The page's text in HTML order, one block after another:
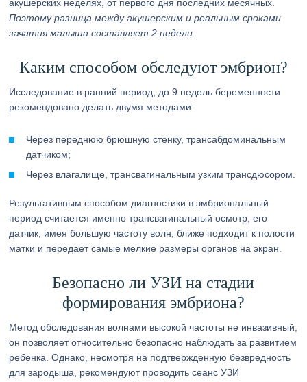
акушерских неделях, от первого дня последних месячных.
Поэтому разница между акушерским и реальным сроками
зачатия малыша составляет 2 недели.
Каким способом обследуют эмбрион?
Исследование в ранний период, до 9 недель беременности
рекомендовано делать двумя методами:
Через переднюю брюшную стенку, трансабдоминальным
датчиком;
Через влагалище, трансвагинальным узким трансдюсором.
Результативным способом диагностики в эмбриональный
период считается именно трансвагинальный осмотр, его
датчик, имея большую частоту волн, ближе подходит к полости
матки и передает самые мелкие размеры органов на экран.
Безопасно ли УЗИ на стадии
формирования эмбриона?
Метод обследования волнами высокой частоты не инвазивный,
он позволяет относительно безопасно наблюдать за развитием
ребенка. Однако, несмотря на подтвержденную безвредность
для зародыша, рекомендуют проводить сеанс УЗИ